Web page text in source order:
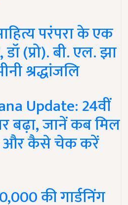
परंपरा के एक
(प्रो). बी. एल. झा
श्रद्धांजलि
Update: 24वीं
बढ़ा, जानें कब मिल
और कैसे चेक करें
की गार्डनिंग